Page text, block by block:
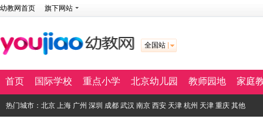
幼教网首页 旗下网站
全国站
首页 国际学校 重点小学 北京幼儿园 教师园地 家庭
热门城市： 北京 上海 广州 深圳 成都 武汉 南京 西安 天津 杭州 天津 重庆 其他